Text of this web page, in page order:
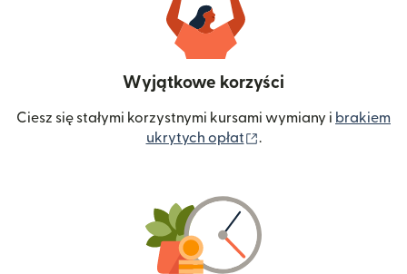
Wyjątkowe korzyści
Ciesz się stałymi korzystnymi kursami wymiany i brakiem
ukrytych opłat
.